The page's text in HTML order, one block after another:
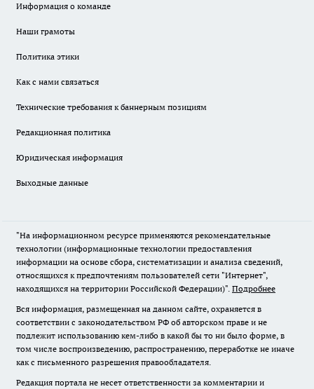
Информация о команде
Наши грамоты
Политика этики
Как с нами связаться
Технические требования к баннерным позициям
Редакционная политика
Юридическая информация
Выходные данные
"На информационном ресурсе применяются рекомендательные
технологии (информационные технологии предоставления
информации на основе сбора, систематизации и анализа сведений,
относящихся к предпочтениям пользователей сети "Интернет",
находящихся на территории Российской Федерации)". Подробнее
Вся информация, размещенная на данном сайте, охраняется в
соответствии с законодательством РФ об авторском праве и не
подлежит использованию кем-либо в какой бы то ни было форме, в
том числе воспроизведению, распространению, переработке не иначе
как с письменного разрешения правообладателя.
Редакция портала не несет ответственности за комментарии и